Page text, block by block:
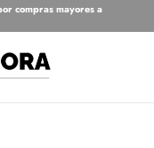
compras mayores a